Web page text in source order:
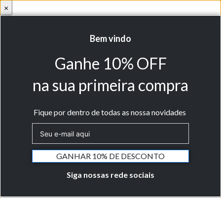
×
Bem vindo
Ganhe 10% OFF
na sua primeira compra
Fique por dentro de todas as nossa novidades
GANHAR 10% DE DESCONTO
Siga nossas rede sociais